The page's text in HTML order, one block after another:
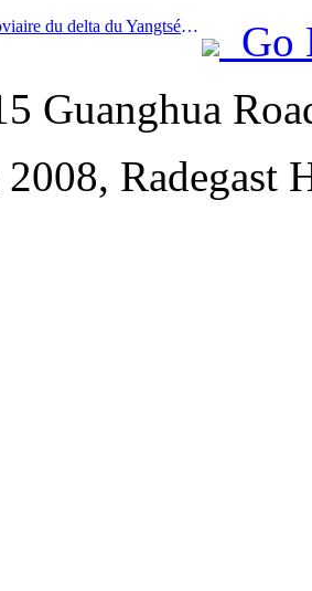
Prev:La ligne ferroviaire du delta du Yangtsé a transporté plus de 21,38 millions de passagers pendant les vacances du 1er mai.
Go
Guanghua
2008,